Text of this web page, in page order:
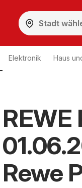
Elektronik Haus
REWE
Rewe